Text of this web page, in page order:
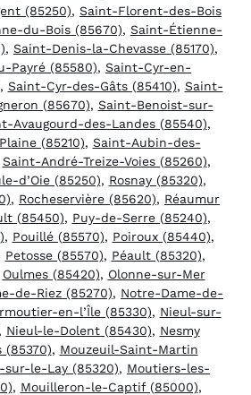
(85250), Saint-Florent-des-Bois
du-Bois (85670), Saint-Étienne-
, Saint-Denis-la-Chevasse (85170),
Payré (85580), Saint-Cyr-en-
, Saint-Cyr-des-Gâts (85410), Saint-
(85670), Saint-Benoist-sur-
Avaugourd-des-Landes (85540),
(85210), Saint-Aubin-des-
Saint-André-Treize-Voies (85260),
d’Oie (85250), Rosnay (85320),
, Rocheservière (85620), Réaumur
(85450), Puy-de-Serre (85240),
, Pouillé (85570), Poiroux (85440),
Petosse (85570), Péault (85320),
Oulmes (85420), Olonne-sur-Mer
de-Riez (85270), Notre-Dame-de-
en-l’Île (85330), Nieul-sur-
, Nieul-le-Dolent (85430), Nesmy
(85370), Mouzeuil-Saint-Martin
sur-le-Lay (85320), Moutiers-les-
, Mouilleron-le-Captif (85000),